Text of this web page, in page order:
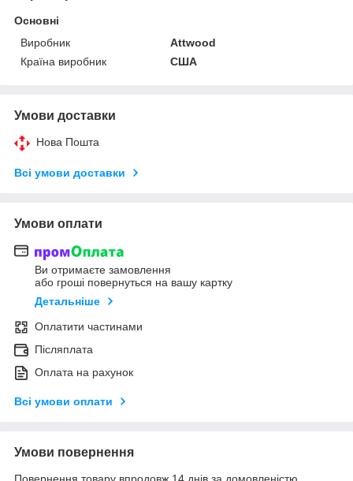
Основні
Виробник
Attwood
Країна виробник
США
Умови доставки
Нова Пошта
Всі умови доставки
Умови оплати
Ви отримаєте замовлення
або гроші повернуться на вашу картку
Детальніше
Оплатити частинами
Післяплата
Оплата на рахунок
Всі умови оплати
Умови повернення